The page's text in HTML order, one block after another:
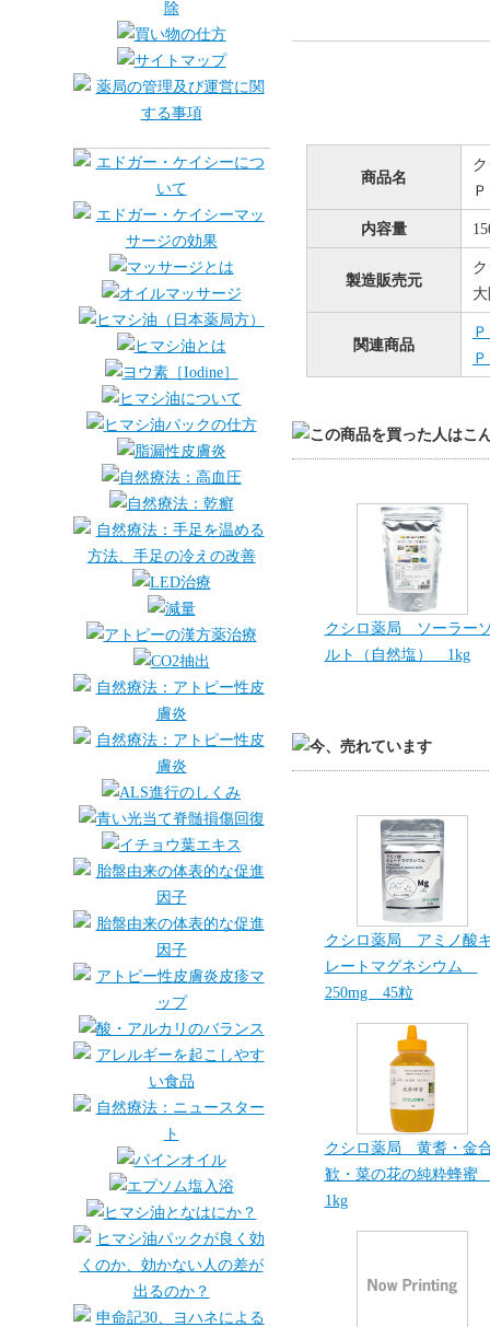
商品名
内容量
製造販売元
関連商品
クシロ薬局 ソーラー
ルト（自然塩） 1kg
クシロ薬局 アミノ酸
レートマグネシウム
250mg 45粒
クシロ薬局 黄耆・金
歓・菜の花の純粋蜂
1kg